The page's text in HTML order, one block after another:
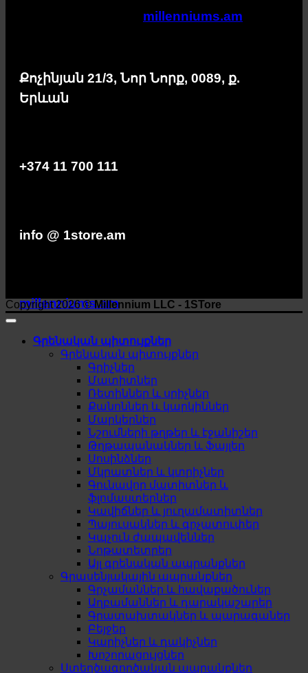
millenniums.am
Քոչինյան 21/3, Նոր Նորք, 0089, ք.
Երևան
+374 11 700 111
info @ 1store.am
millenniums.am
Copyright 2026 ©Millennium LLC - 1STore
Գրենական պիտույքներ
Գրենական պիտույքներ
Գրիչներ
Մատիտներ
Ռետիններ և սրիչներ
Քանոններ և կարկիններ
Մարկերներ
Նշումների թղթեր և էջանիշեր
Թղթապանակներ և ֆայլեր
Սոսինձներ
Մկրատներ և կտրիչներ
Գունավոր մատիտներ և
ֆլոմաստերներ
Կավիճներ և յուղամատիտներ
Պայուսակներ և գրչատուփեր
Կպչուն ժապավեններ
Նոթատետրեր
Այլ գրենական ապրանքներ
Գրասենյակային ապրանքներ
Գրչամաններ և հավաքածուներ
Աղբամաններ և դարակաշարեր
Գրատախտակներ և պարագաներ
Բեյջեր
Կարիչներ և դակիչներ
Խոշորացույցներ
Ստեղծագործական ապրանքներ